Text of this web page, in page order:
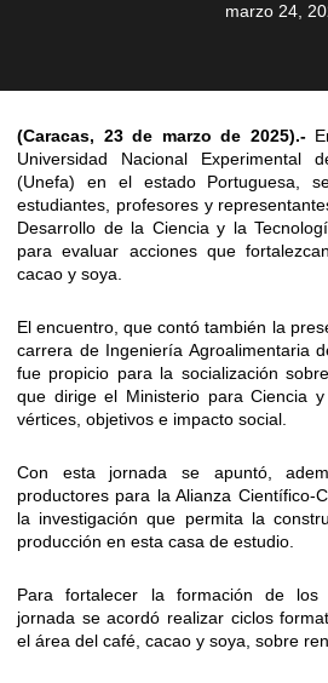
marzo 24,
(Caracas, 23 de marzo de 2025).-
Universidad Nacional Experimental
(Unefa) en el estado Portuguesa,
estudiantes, profesores y
Desarrollo de la Ciencia y la
para evaluar acciones que
cacao y soya.
El encuentro, que contó también la
carrera de Ingeniería Agroalimentaria
fue propicio para la socialización
que dirige el Ministerio para Ciencia
vértices, objetivos e impacto social.
Con esta jornada se apuntó,
productores para la Alianza Científico-
la investigación que permita la
producción en esta casa de estudio.
Para fortalecer la formación de los
jornada se acordó realizar ciclos
el área del café, cacao y soya, sobre